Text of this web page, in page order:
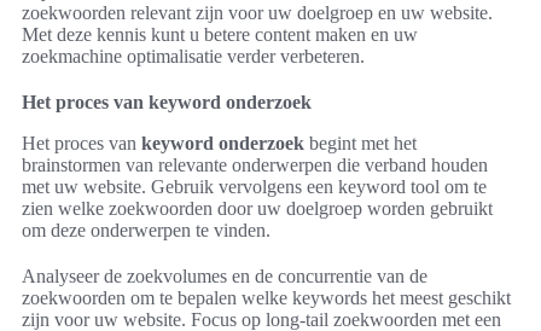
zoekwoorden relevant zijn voor uw doelgroep en uw website.
Met deze kennis kunt u betere content maken en uw
zoekmachine optimalisatie verder verbeteren.
Het proces van keyword onderzoek
Het proces van keyword onderzoek begint met het
brainstormen van relevante onderwerpen die verband houden
met uw website. Gebruik vervolgens een keyword tool om te
zien welke zoekwoorden door uw doelgroep worden gebruikt
om deze onderwerpen te vinden.
Analyseer de zoekvolumes en de concurrentie van de
zoekwoorden om te bepalen welke keywords het meest geschikt
zijn voor uw website. Focus op long-tail zoekwoorden met een